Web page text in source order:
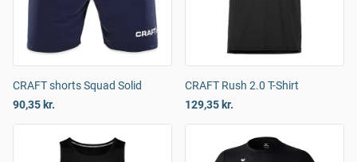
CRAFT shorts Squad Solid
90,35 kr.
CRAFT Rush 2.0 T-Shirt
129,35 kr.